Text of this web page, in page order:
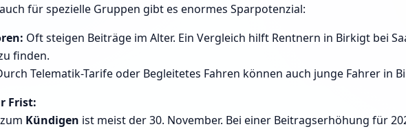
für spezielle Gruppen gibt es enormes Sparpotenzial:
Oft steigen Beiträge im Alter. Ein Vergleich hilft Rentnern in Birkigt bei
finden.
Telematik-Tarife oder Begleitetes Fahren können auch junge Fahrer in
Frist:
Kündigen ist meist der 30. November. Bei einer Beitragserhöhung für